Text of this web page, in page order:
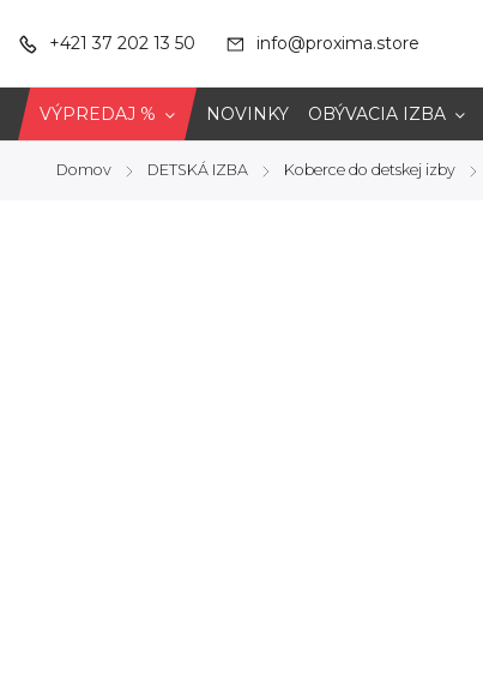
+421 37 202 13 50 info@proxima.store
VÝPREDAJ % NOVINKY OBÝVACIA IZBA
Domov / DETSKÁ IZBA / Koberce do detskej izby /